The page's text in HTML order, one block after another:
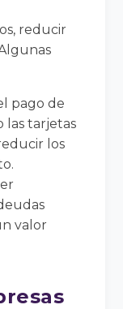
reducir
pago de
las tarjetas
los
valor